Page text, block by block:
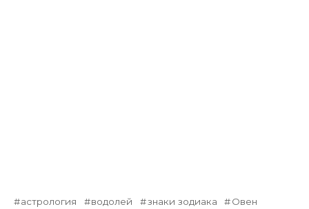
астрология водолей знаки зодиака
Овен